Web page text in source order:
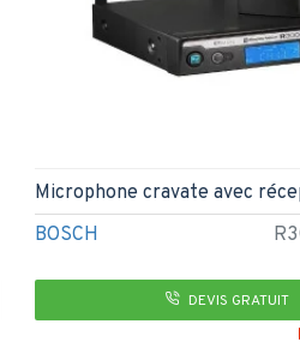
BOSCH
Microphone cravate avec
DEVIS GRATUIT